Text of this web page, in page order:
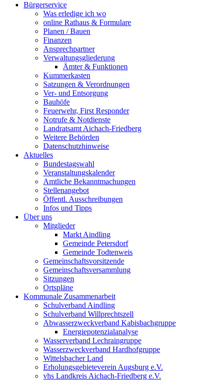
Bürgerservice
Was erledige ich wo
online Rathaus & Formulare
Planen / Bauen
Finanzen
Ansprechpartner
Verwaltungsgliederung
Ämter & Funktionen
Kummerkasten
Satzungen & Verordnungen
Ver- und Entsorgung
Bauhöfe
Feuerwehr, First Responder
Notrufe & Notdienste
Landratsamt Aichach-Friedberg
Weitere Behörden
Datenschutzhinweise
Aktuelles
Bundestagswahl
Veranstaltungskalender
Amtliche Bekanntmachungen
Stellenangebot
Öffentl. Ausschreibungen
Infos und Tipps
Über uns
Mitglieder
Markt Aindling
Gemeinde Petersdorf
Gemeinde Todtenweis
Gemeinschaftsvorsitzende
Gemeinschaftsversammlung
Sitzungen
Ortspläne
Kommunale Zusammenarbeit
Schulverband Aindling
Schulverband Willprechtszell
Abwasserzweckverband Kabisbachgruppe
Energiepotenzialanalyse
Wasserverband Lechraingruppe
Wasserzweckverband Hardhofgruppe
Wittelsbacher Land
Erholungsgebieteverein Augsburg e.V.
vhs Landkreis Aichach-Friedberg e.V.